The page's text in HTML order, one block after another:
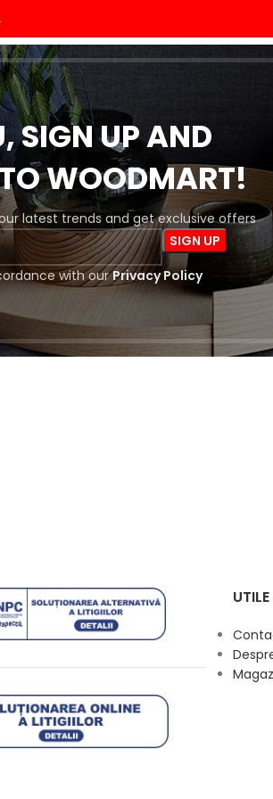
SIGN UP AND
WOODMART!
latest trends and get exclusive offers
with ourPrivacy Policy
Se întrevăd
Pregătirea este importantă! Magazinul
UTILE